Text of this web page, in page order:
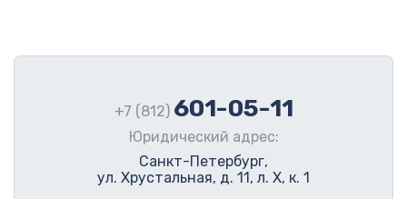
+7 (812) 601-05-11
Юридический адрес:
Санкт-Петербург,
ул. Хрустальная, д. 11, л. Х, к. 1